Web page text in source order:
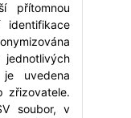
přítomnou
jednotlivých
uvedena
zřizovatele.
soubor, v